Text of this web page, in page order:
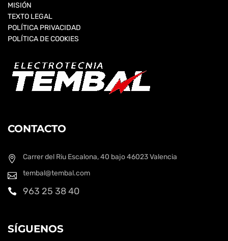
MISIÓN
TEXTO LEGAL
POLÍTICA PRIVACIDAD
POLÍTICA DE COOKIES
CONTACTO
Carrer del Riu Escalona, 40 bajo46023 Valencia
tembal@tembal.com
963 25 38 40
SÍGUENOS